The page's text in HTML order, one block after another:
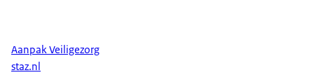
Aanpak Veiligezorg
staz.nl